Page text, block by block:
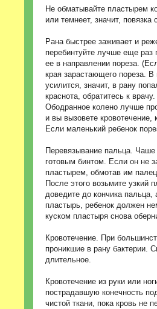
Не обматывайте пластырем
или темнеет, значит,
Рана быстрее заживает и
перебинтуйте лучше еще
ее в направлении пореза.
края зарастающего пореза.
усилится, значит, в рану
краснота, обратитесь к врачу.
Ободранное колено лучше
и вы вызовете кровотечение,
Если маленький ребенок
Перевязывание пальца. Чаше
готовым бинтом. Если он не
пластырем, обмотав им
После этого возьмите узкий
доведите до кончика пальца,
пластырь, ребенок должен
куском пластыря снова
Кровотечение. При
проникшие в рану бактерии.
длительное.
Кровотечение из руки или
пострадавшую конечность
чистой ткани, пока кровь не